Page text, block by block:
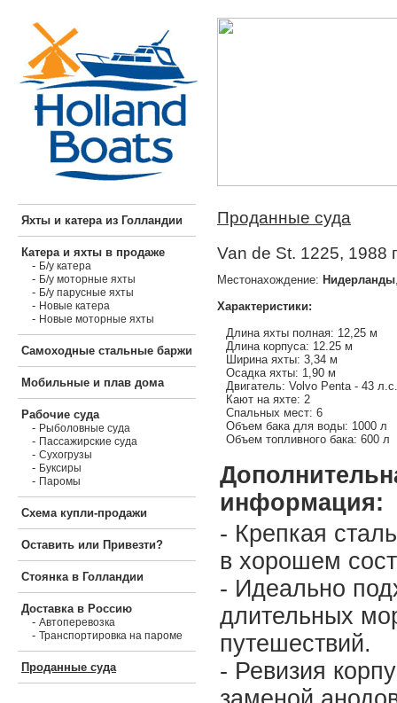
Яхты и катера из Голландии
Катера и яхты в продаже
- Б/у катера
- Б/у моторные яхты
- Б/у парусные яхты
- Новые катера
- Новые моторные яхты
Самоходные стальные баржи
Мобильные и плав дома
Рабочие суда
- Рыболовные суда
- Пассажирские суда
- Сухогрузы
- Буксиры
- Паромы
Схема купли-продажи
Оставить или Привезти?
Стоянка в Голландии
Доставка в Россию
- Автоперевозка
- Транспортировка на пароме
Проданные суда
Проданные суда
Van de St. 1225, 1988
Местонахождение: Нидерланды
Характеристики:
Длина яхты полная: 12,25 м
Длина корпуса: 12.25 м
Ширина яхты: 3,34 м
Осадка яхты: 1,90 м
Двигатель: Volvo Penta - 43 л.с.
Кают на яхте: 2
Спальных мест: 6
Объем бака для воды: 1000 л
Объем топливного бака: 600 л
информация:
- Крепкая
в хорошем
- Идеально
длительных
путешествий.
- Ревизия